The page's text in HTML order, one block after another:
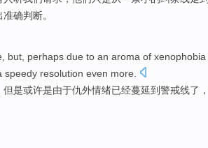
准确判断。
but perhaps due to an aroma of xenophobia
speedy resolution even more
但是或许是由于仇外情绪已经蔓延到警戒线了 ，